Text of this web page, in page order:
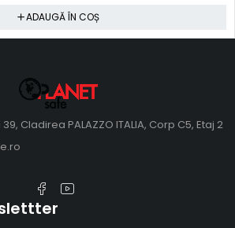
ADAUGĂ ÎN COȘ
Cladirea PALAZZO ITALIA, Corp C5, Etaj 2